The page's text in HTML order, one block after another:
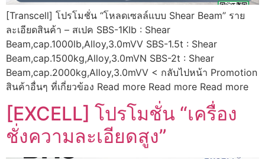
[Transcell] โปรโมชั่น “โหลดเซลล์แบบ Shear Beam” ราย
ละเอียดสินค้า – สเปค SBS-1KIb : Shear
Beam,cap.1000lb,Alloy,3.0mVV SBS-1.5t : Shear
Beam,cap.1500kg,Alloy,3.0mVN SBS-2t : Shear
Beam,cap.2000kg,Alloy,3.0mVV < กลับไปหน้า Promotion
สินค้าอื่นๆ ที่เกี่ยวข้อง Read more Read more Read more
[EXCELL] โปรโมชั่น “เครื่อง
ชั่งความละเอียดสูง”